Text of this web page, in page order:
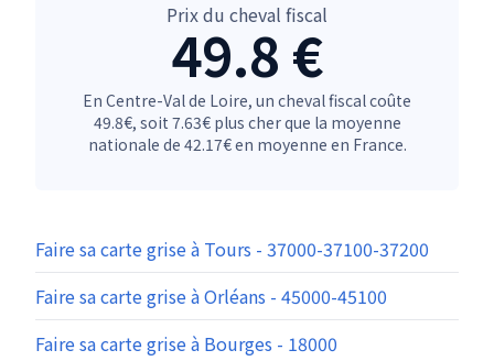
Prix du cheval fiscal
49.8 €
En Centre-Val de Loire, un cheval fiscal coûte
49.8€, soit 7.63€ plus cher que la moyenne
nationale de 42.17€ en moyenne en France.
Faire sa carte grise à Tours - 37000-37100-37200
Faire sa carte grise à Orléans - 45000-45100
Faire sa carte grise à Bourges - 18000